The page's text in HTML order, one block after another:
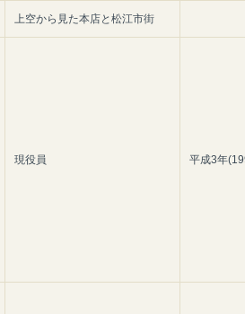
上空から見た本店と松江市街
現役員 平成3年